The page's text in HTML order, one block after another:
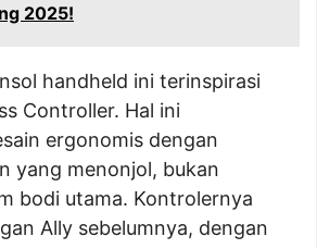
2025!
handheld ini terinspirasi
Controller. Hal ini
ergonomis dengan
yang menonjol, bukan
bodi utama. Kontrolernya
Ally sebelumnya, dengan